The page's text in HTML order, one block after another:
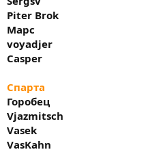
Lexxus23
Железничар
kolos
abuelo
vik2007
farfar
Piter Brok
Марс
voyadjer
Casper
Спарта
Горобец
Vjazmitsch
Vasek
VasKahn